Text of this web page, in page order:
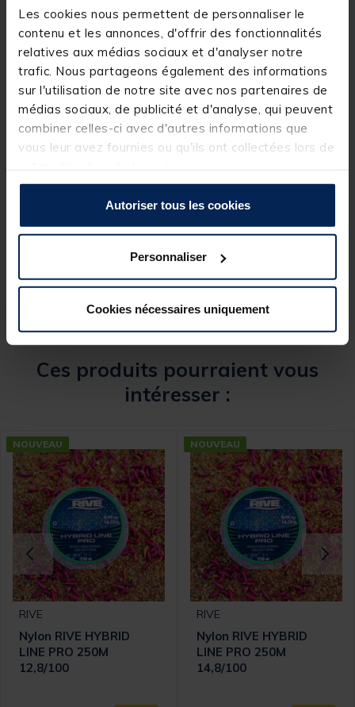
Les cookies nous permettent de personnaliser le
contenu et les annonces, d'offrir des fonctionnalités
relatives aux médias sociaux et d'analyser notre
trafic. Nous partageons également des informations
sur l'utilisation de notre site avec nos partenaires de
médias sociaux, de publicité et d'analyse, qui peuvent
combiner celles-ci avec d'autres informations que
vous leur avez fournies ou qu'ils ont collectées lors de
Autoriser tous les cookies
Personnaliser
Cookies nécessaires uniquement
La pêche au feeder soumet les nylons à de
nombreux impacts répétitifs. L'arraché conique
Tapered Shock Leader est spécialement conçu pour
parer les chocs au lancer. Fabriqué au Japon,
chaque arraché de coloris gris clair mesure 10
mètres dont 3 mètres coniques et 7 mètres du
diamètre maximal.
Spécifications
Réf.
201773-1
DAIWA
Ces produits pourraient vous
intéresser :
NOUVEAU
RIVE
Nylon RIVE HYBRID
LINE PRO 250M
12,8/100
NOUVEAU
RIVE
Nylon RIVE HYBRID
LINE PRO 250M
14,8/100